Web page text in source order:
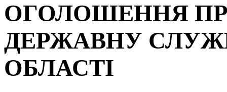
ОГОЛОШЕННЯ
ДЕРЖАВНУ
ОБЛАСТІ